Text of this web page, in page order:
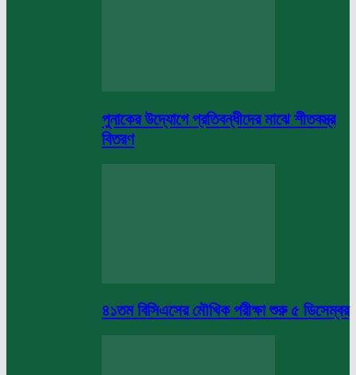
পুনাকের উদ্যোগে প্রতিবন্ধীদের মাঝে শীতবস্ত্র
বিতরণ
৪১তম বিসিএসের মৌখিক পরীক্ষা শুরু ৫ ডিসেম্বর